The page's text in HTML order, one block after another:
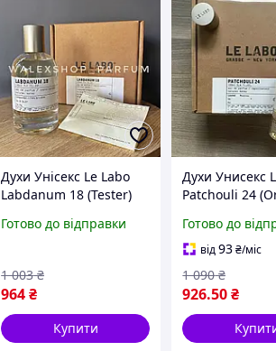
Духи Унісекс Le Labo
Labdanum 18 (Tester)
Лабданум 18 (Тестер)
Готово до відправки
964₴
1 003 ₴
Купити
Духи Унисекс
Patchouli 24
Пачули 24
(Оригинальная
Упаковка) 100
or35
Готово до
від93₴/міс
926.50₴
1 090 ₴